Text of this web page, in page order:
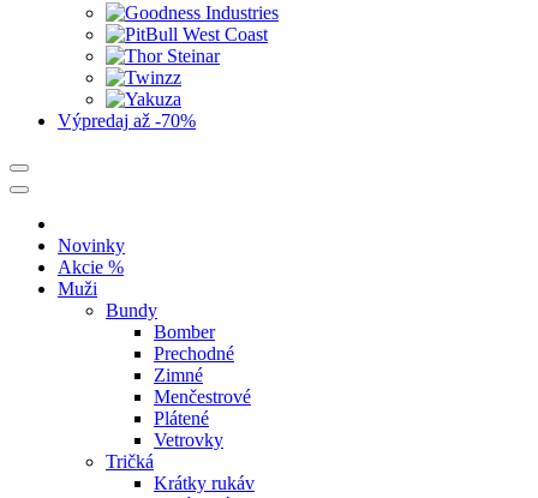
Výpredaj až -70%
Novinky
Akcie %
Muži
Bundy
Bomber
Prechodné
Zimné
Menčestrové
Plátené
Vetrovky
Tričká
Krátky rukáv